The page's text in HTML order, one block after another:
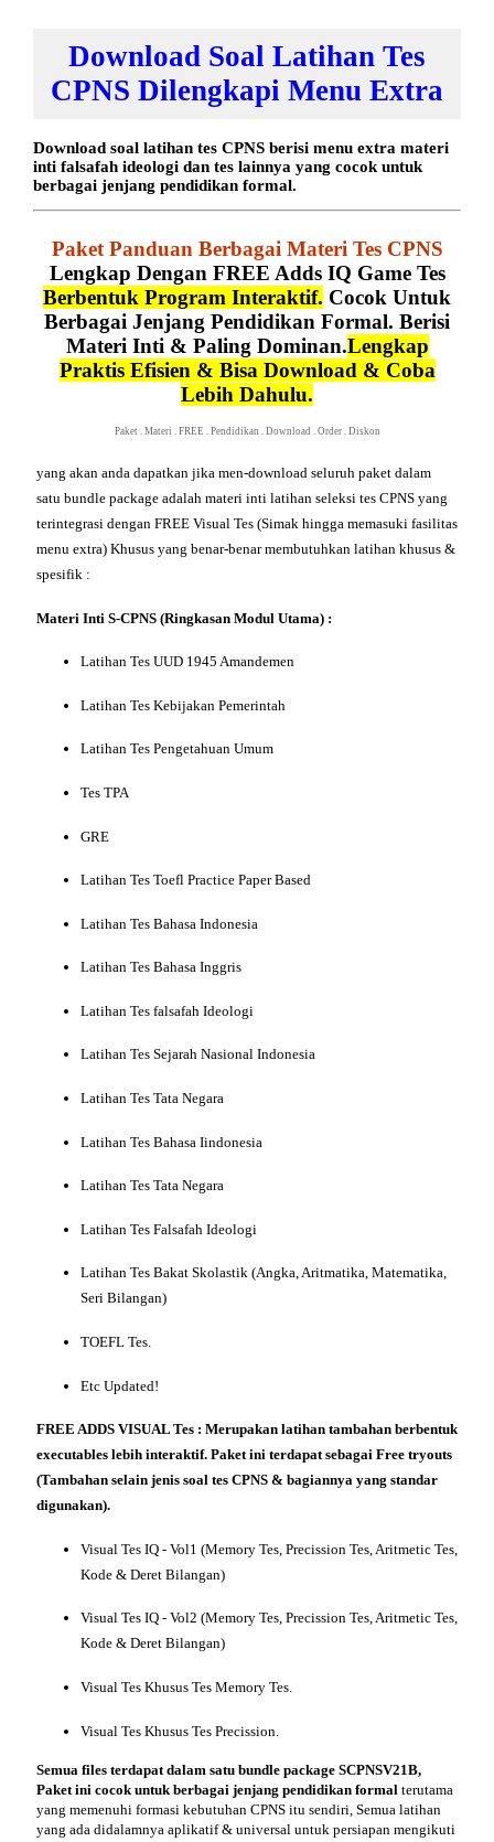
Download Soal Latihan Tes
CPNS Dilengkapi Menu Extra
Download soal latihan tes CPNS berisi menu extra materi
inti falsafah ideologi dan tes lainnya yang cocok untuk
berbagai jenjang pendidikan formal.
Paket Panduan Berbagai Materi Tes CPNS
Lengkap Dengan FREE Adds IQ Game Tes
Berbentuk Program Interaktif. Cocok Untuk
Berbagai Jenjang Pendidikan Formal. Berisi
Materi Inti & Paling Dominan.Lengkap
Praktis Efisien & Bisa Download & Coba
Lebih Dahulu.
Paket. Materi . FREE . Pendidikan . Download. Order. Diskon
yang akan anda dapatkan jika men-download seluruh paket dalam
satu bundle package adalah materi inti latihan seleksi tes CPNS yang
terintegrasi dengan FREE Visual Tes (Simak hingga memasuki fasilitas
menu extra) Khusus yang benar-benar membutuhkan latihan khusus &
spesifik :
Materi Inti S-CPNS (Ringkasan Modul Utama) :
Latihan Tes UUD 1945 Amandemen
Latihan Tes Kebijakan Pemerintah
Latihan Tes Pengetahuan Umum
Tes TPA
GRE
Latihan Tes Toefl Practice Paper Based
Latihan Tes Bahasa Indonesia
Latihan Tes Bahasa Inggris
Latihan Tes falsafah Ideologi
Latihan Tes Sejarah Nasional Indonesia
Latihan Tes Tata Negara
Latihan Tes Bahasa Iindonesia
Latihan Tes Tata Negara
Latihan Tes Falsafah Ideologi
Latihan Tes Bakat Skolastik (Angka, Aritmatika, Matematika,
Seri Bilangan)
TOEFL Tes.
Etc Updated!
FREE ADDS VISUAL Tes : Merupakan latihan tambahan berbentuk
executables lebih interaktif. Paket ini terdapat sebagai Free tryouts
(Tambahan selain jenis soal tes CPNS & bagiannya yang standar
digunakan).
Visual Tes IQ - Vol1 (Memory Tes, Precission Tes, Aritmetic Tes,
Kode & Deret Bilangan)
Visual Tes IQ - Vol2 (Memory Tes, Precission Tes, Aritmetic Tes,
Kode & Deret Bilangan)
Visual Tes Khusus Tes Memory Tes.
Visual Tes Khusus Tes Precission.
Semua files terdapat dalam satu bundle package SCPNSV21B,
Paket ini cocok untuk berbagai jenjang pendidikan formal terutama
yang memenuhi formasi kebutuhan CPNS itu sendiri, Semua latihan
yang ada didalamnya aplikatif & universal untuk persiapan mengikuti